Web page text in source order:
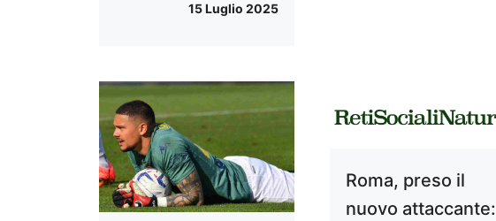
15 Luglio 2025
Roma, preso il
nuovo attaccante: